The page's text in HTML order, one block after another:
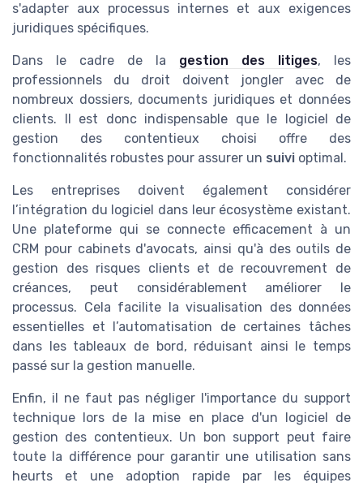
s'adapter aux processus internes et aux exigences
juridiques spécifiques.
Dans le cadre de la gestion des litiges, les
professionnels du droit doivent jongler avec de
nombreux dossiers, documents juridiques et données
clients. Il est donc indispensable que le logiciel de
gestion des contentieux choisi offre des
fonctionnalités robustes pour assurer un suivi optimal.
Les entreprises doivent également considérer
l’intégration du logiciel dans leur écosystème existant.
Une plateforme qui se connecte efficacement à un
CRM pour cabinets d'avocats, ainsi qu'à des outils de
gestion des risques clients et de recouvrement de
créances, peut considérablement améliorer le
processus. Cela facilite la visualisation des données
essentielles et l’automatisation de certaines tâches
dans les tableaux de bord, réduisant ainsi le temps
passé sur la gestion manuelle.
Enfin, il ne faut pas négliger l'importance du support
technique lors de la mise en place d'un logiciel de
gestion des contentieux. Un bon support peut faire
toute la différence pour garantir une utilisation sans
heurts et une adoption rapide par les équipes